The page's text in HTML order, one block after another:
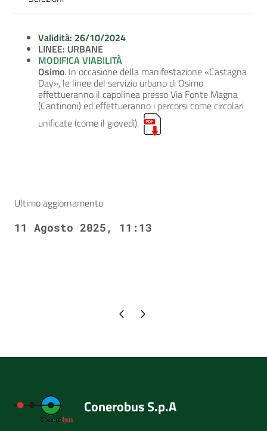
Validità: 26/10/2024
LINEE: URBANE
MODIFICA VIABILITÀ
Osimo. In occasione della manifestazione «Castagna
Day», le linee del servizio urbano di Osimo
effettueranno il capolinea presso Via Fonte Magna
(Cantinoni) ed effettueranno i percorsi come circolari
unificate (come il giovedì).
Ultimo aggiornamento
11 Agosto 2025, 11:13
Pagina precedente
Pagina successiva
Conerobus S.p.A